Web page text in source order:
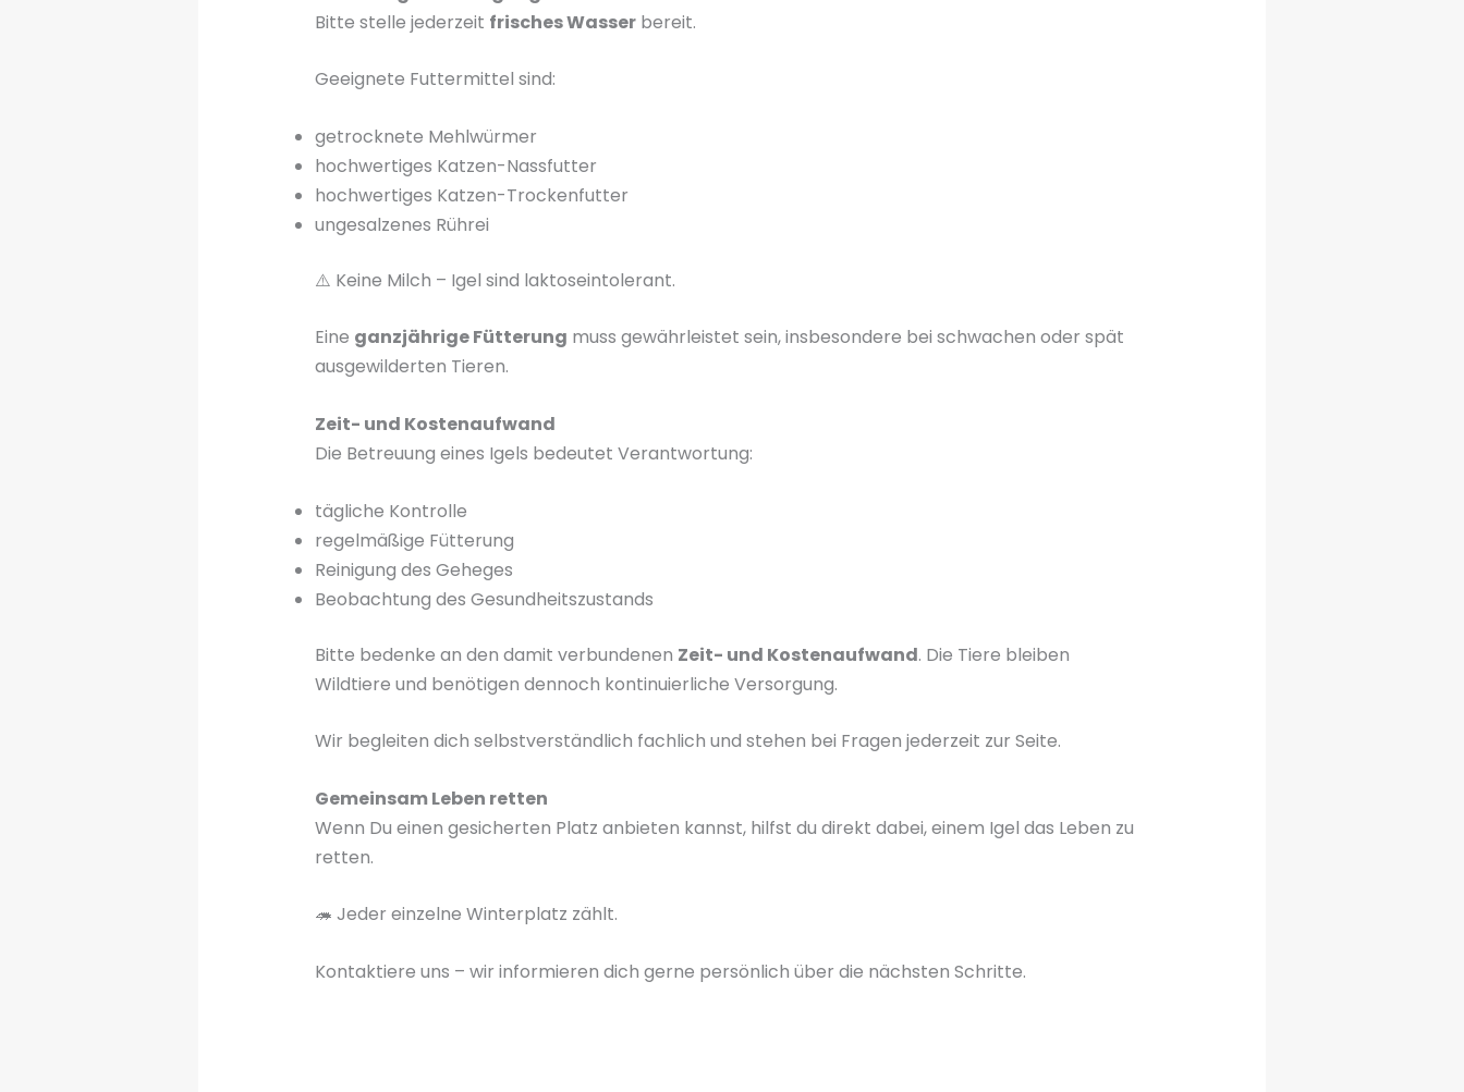
Bitte stelle jederzeit frisches Wasserbereit.
Geeignete Futtermittel sind:
getrocknete Mehlwürmer
hochwertiges Katzen-Nassfutter
hochwertiges Katzen-Trockenfutter
ungesalzenes Rührei
⚠️ Keine Milch – Igel sind laktoseintolerant.
Eine ganzjährige Fütterung muss gewährleistet sein, insbesondere bei schwachen oder spät
ausgewilderten Tieren.
Zeit- und Kostenaufwand
Die Betreuung eines Igels bedeutet Verantwortung:
tägliche Kontrolle
regelmäßige Fütterung
Reinigung des Geheges
Beobachtung des Gesundheitszustands
Bitte bedenke an den damit verbundenen Zeit- und Kostenaufwand. Die Tiere bleiben
Wildtiere und benötigen dennoch kontinuierliche Versorgung.
Wir begleiten dich selbstverständlich fachlich und stehen bei Fragen jederzeit zur Seite.
Gemeinsam Leben retten
Wenn Du einen gesicherten Platz anbieten kannst, hilfst du direkt dabei, einem Igel das Leben zu
retten.
🦔 Jeder einzelne Winterplatz zählt.
Kontaktiere uns – wir informieren dich gerne persönlich über die nächsten Schritte.